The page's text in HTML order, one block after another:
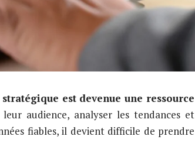
est devenue une ressource
audience, analyser les tendances et
fiables, il devient difficile de prendre